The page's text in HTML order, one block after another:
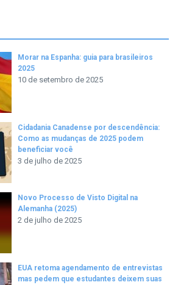
Morar na Espanha: guia para brasileiros
2025
10 de setembro de 2025
Cidadania Canadense por descendência:
Como as mudanças de 2025 podem
beneficiar você
3 de julho de 2025
Novo Processo de Visto Digital na
Alemanha (2025)
2 de julho de 2025
EUA retoma agendamento de entrevistas
mas pedem que estudantes deixem suas